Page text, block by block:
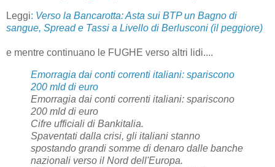
Leggi: Verso la Bancarotta: Asta sui BTP un Bagno di
sangue, Spread e Tassi a Livello di Berlusconi (il peggiore)
e mentre continuano le FUGHE verso altri lidi....
Emorragia dai conti correnti italiani: spariscono
200 mld di euro
Emorragia dai conti correnti italiani: spariscono
200 mld di euro
Cifre ufficiali di Bankitalia.
Spaventati dalla crisi, gli italiani stanno
spostando grandi somme di denaro dalle banche
nazionali verso il Nord dell'Europa.